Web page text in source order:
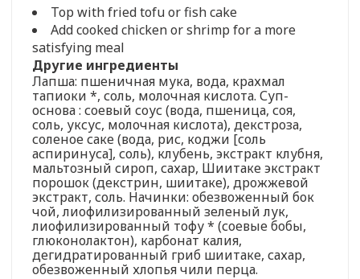
Top with fried tofu or fish cake
Add cooked chicken or shrimp for a more
satisfying meal
Другие ингредиенты
Лапша: пшеничная мука, вода, крахмал
тапиоки *, соль, молочная кислота. Суп-
основа : соевый соус (вода, пшеница, соя,
соль, уксус, молочная кислота), декстроза,
соленое саке (вода, рис, коджи [соль
аспиринуса], соль), клубень, экстракт клубня,
мальтозный сироп, сахар, Шиитаке экстракт
порошок (декстрин, шиитаке), дрожжевой
экстракт, соль. Начинки: обезвоженный бок
чой, лиофилизированный зеленый лук,
лиофилизированный тофу * (соевые бобы,
глюконолактон), карбонат калия,
дегидратированный гриб шиитаке, сахар,
обезвоженный хлопья чили перца.